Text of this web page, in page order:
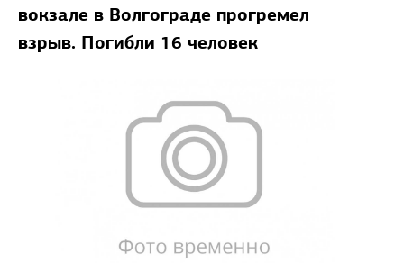
вокзале в Волгограде прогремел
взрыв. Погибли 16 человек